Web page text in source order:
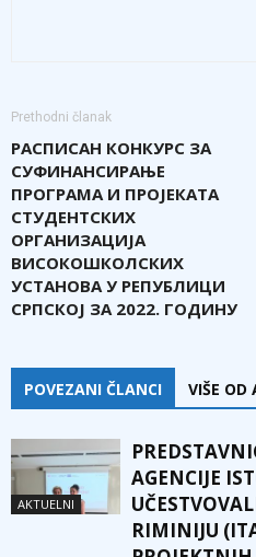
Prethodni članak
РАСПИСАН КОНКУРС ЗА
СУФИНАНСИРАЊЕ
ПРОГРАМА И ПРОЈЕКАТА
СТУДЕНТСКИХ
ОРГАНИЗАЦИЈА
ВИСОКОШКОЛСКИХ
УСТАНОВА У РЕПУБЛИЦИ
СРПСКОЈ ЗА 2022. ГОДИНУ
POVEZANI ČLANCI VIŠE OD
AKTUELNI
AGENCIJE
RIMINIJU